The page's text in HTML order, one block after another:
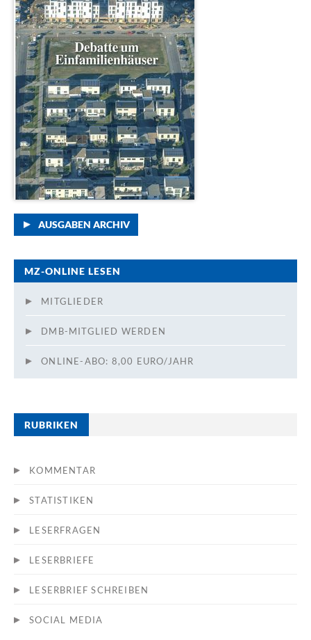
AUSGABEN ARCHIV
MZ-ONLINE LESEN
MITGLIEDER
DMB-MITGLIED WERDEN
ONLINE-ABO: 8,00 EURO/JAHR
RUBRIKEN
KOMMENTAR
STATISTIKEN
LESERFRAGEN
LESERBRIEFE
LESERBRIEF SCHREIBEN
SOCIAL MEDIA